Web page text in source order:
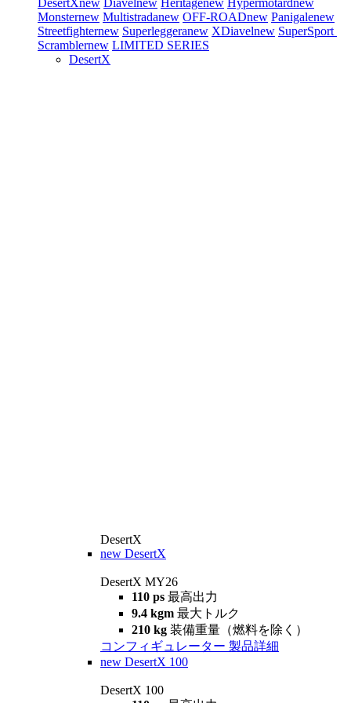
DesertXnew Diavelnew Heritagenew Hypermotardnew
Monsternew Multistradanew OFF-ROADnew Panigalenew
Streetfighternew Superleggeranew XDiavelnew SuperSport
Scramblernew LIMITED SERIES
DesertX
DesertX
new DesertX
DesertX MY26
110 ps 最高出力
9.4 kgm 最大トルク
210 kg 装備重量（燃料を除く）
コンフィギュレーター 製品詳細
new DesertX 100
DesertX 100